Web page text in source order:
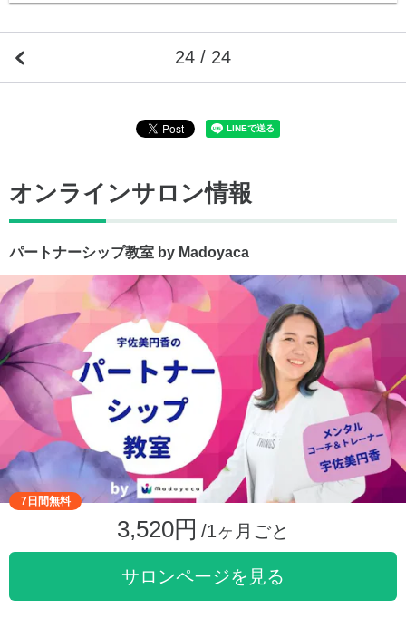
24 / 24
オンラインサロン情報
パートナーシップ教室 by Madoyaca
7日間無料
3,520円 /1ヶ月ごと
サロンページを見る